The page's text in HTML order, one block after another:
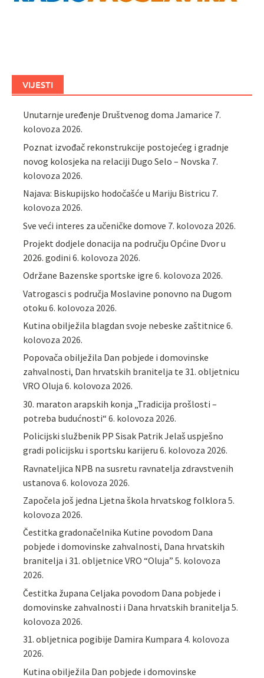
VIJESTI
Unutarnje uređenje Društvenog doma Jamarice 7.
kolovoza 2026.
Poznat izvođač rekonstrukcije postojećeg i gradnje
novog kolosjeka na relaciji Dugo Selo – Novska 7.
kolovoza 2026.
Najava: Biskupijsko hodočašće u Mariju Bistricu 7.
kolovoza 2026.
Sve veći interes za učeničke domove 7. kolovoza 2026.
Projekt dodjele donacija na području Općine Dvor u
2026. godini 6. kolovoza 2026.
Održane Bazenske sportske igre 6. kolovoza 2026.
Vatrogasci s područja Moslavine ponovno na Dugom
otoku 6. kolovoza 2026.
Kutina obilježila blagdan svoje nebeske zaštitnice 6.
kolovoza 2026.
Popovača obilježila Dan pobjede i domovinske
zahvalnosti, Dan hrvatskih branitelja te 31. obljetnicu
VRO Oluja 6. kolovoza 2026.
30. maraton arapskih konja „Tradicija prošlosti –
potreba budućnosti“ 6. kolovoza 2026.
Policijski službenik PP Sisak Patrik Jelaš uspješno
gradi policijsku i sportsku karijeru 6. kolovoza 2026.
Ravnateljica NPB na susretu ravnatelja zdravstvenih
ustanova 6. kolovoza 2026.
Započela još jedna Ljetna škola hrvatskog folklora 5.
kolovoza 2026.
Čestitka gradonačelnika Kutine povodom Dana
pobjede i domovinske zahvalnosti, Dana hrvatskih
branitelja i 31. obljetnice VRO “Oluja” 5. kolovoza
2026.
Čestitka župana Celjaka povodom Dana pobjede i
domovinske zahvalnosti i Dana hrvatskih branitelja 5.
kolovoza 2026.
31. obljetnica pogibije Damira Kumpara 4. kolovoza
2026.
Kutina obilježila Dan pobjede i domovinske